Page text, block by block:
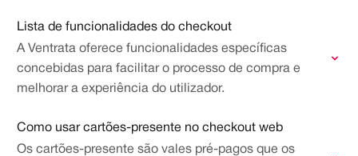
Lista de funcionalidades do checkout
A Ventrata oferece funcionalidades específicas
concebidas para facilitar o processo de compra e
melhorar a experiência do utilizador.
Como usar cartões-presente no checkout web
Os cartões-presente são vales pré-pagos que os